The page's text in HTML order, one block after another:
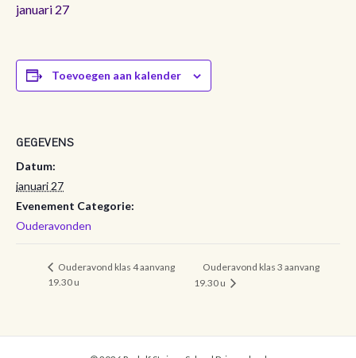
januari 27
Toevoegen aan kalender
GEGEVENS
Datum:
januari 27
Evenement Categorie:
Ouderavonden
Ouderavond klas 4 aanvang
19.30 u
Ouderavond klas 3 aanvang
19.30 u